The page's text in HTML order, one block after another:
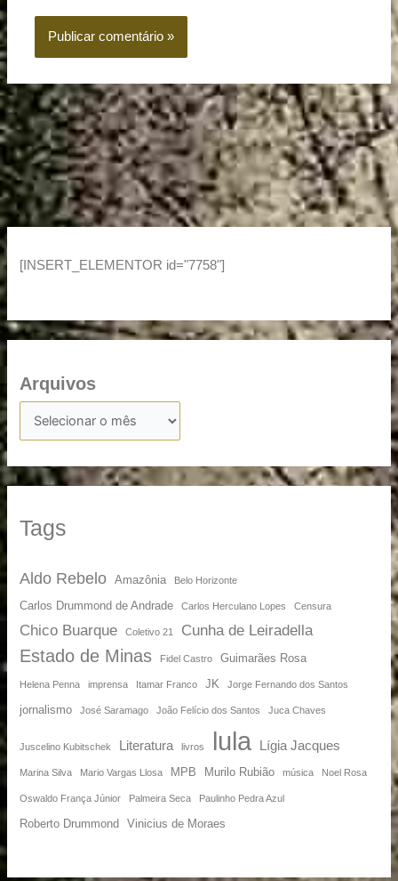
[INSERT_ELEMENTOR id="7758"]
Arquivos
Tags
Aldo Rebelo Amazônia Belo Horizonte
Carlos Drummond de Andrade Carlos Herculano Lopes Censura
Chico Buarque Coletivo 21 Cunha de Leiradella
Estado de Minas Fidel Castro Guimarães Rosa
Helena Penna imprensa Itamar Franco JK Jorge Fernando dos Santos
jornalismo José Saramago João Felício dos Santos Juca Chaves
Juscelino Kubitschek Literatura livros lula Lígia Jacques
Marina Silva Mario Vargas Llosa MPB Murilo Rubião música Noel Rosa
Oswaldo França Júnior Palmeira Seca Paulinho Pedra Azul
Roberto Drummond Vinicius de Moraes